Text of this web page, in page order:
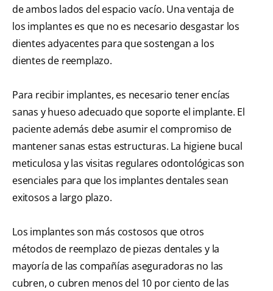
de ambos lados del espacio vacío. Una ventaja de
los implantes es que no es necesario desgastar los
dientes adyacentes para que sostengan a los
dientes de reemplazo.
Para recibir implantes, es necesario tener encías
sanas y hueso adecuado que soporte el implante. El
paciente además debe asumir el compromiso de
mantener sanas estas estructuras. La higiene bucal
meticulosa y las visitas regulares odontológicas son
esenciales para que los implantes dentales sean
exitosos a largo plazo.
Los implantes son más costosos que otros
métodos de reemplazo de piezas dentales y la
mayoría de las compañías aseguradoras no las
cubren, o cubren menos del 10 por ciento de las